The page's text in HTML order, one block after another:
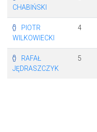
CHABIŃSKI
PIOTR
WILKOWIECKI
4
RAFAŁ
JĘDRASZCZYK
5